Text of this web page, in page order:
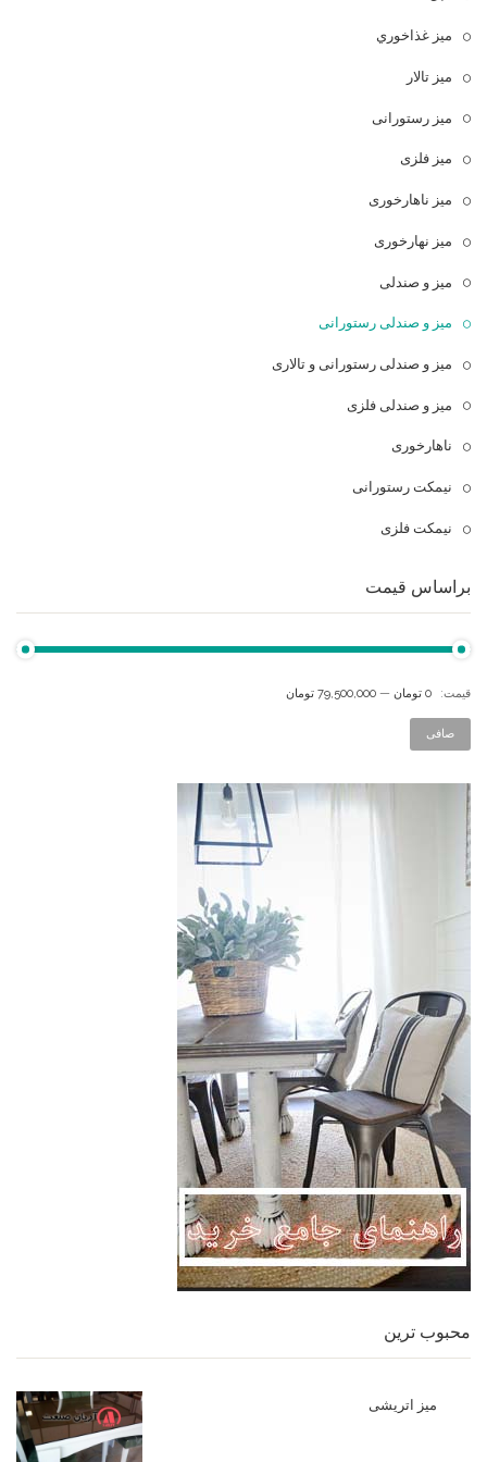
ميز غذاخوري
میز تالار
میز رستورانی
میز فلزی
میز ناهارخوری
میز نهارخوری
میز و صندلی
میز و صندلی رستورانی
میز و صندلی رستورانی و تالاری
میز و صندلی فلزی
ناهارخوری
نیمکت رستورانی
نیمکت فلزی
براساس قیمت
صافی
قيمت: 0 تومان — 79,500,000 تومان
محبوب ترین
میز اتریشی